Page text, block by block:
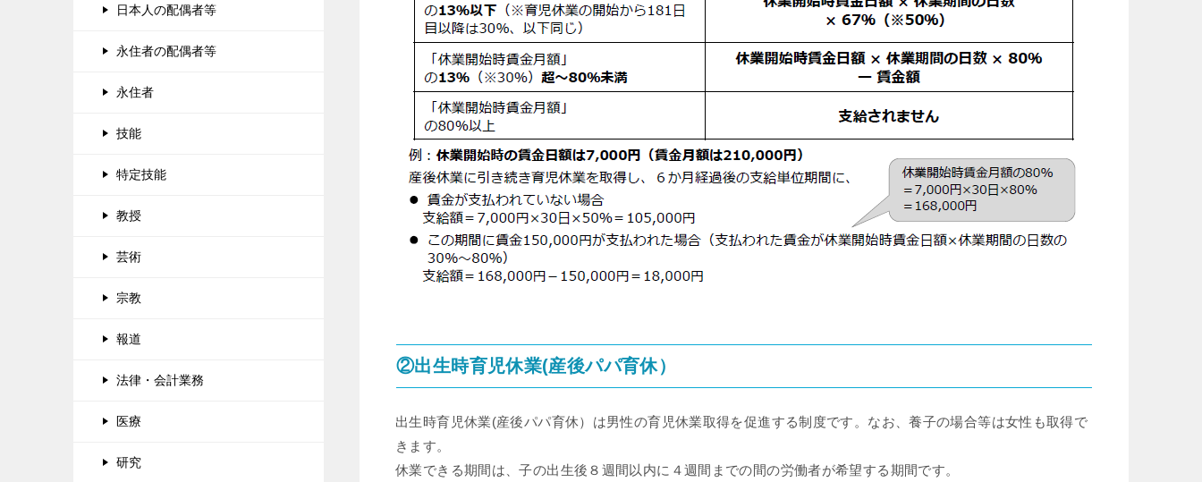
②出⽣時育児休業(産後パパ育休）
出⽣時育児休業(産後パパ育休）は男性の育児休業取得を促進する制度です。なお、養⼦の場合等は⼥性も取得で
きます。
休業できる期間は、⼦の出⽣後８週間以内に４週間までの間の労働者が希望する期間です。
日本人の配偶者等
永住者の配偶者等
永住者
技能
特定技能
教授
芸術
宗教
報道
法律・会計業務
医療
研究